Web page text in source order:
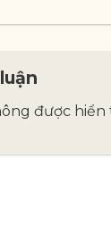
được hiển